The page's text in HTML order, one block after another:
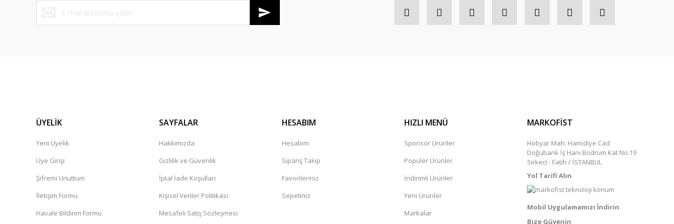
ÜYELİK
Yeni Üyelik
Üye Girişi
Şifremi Unuttum
İletişim Formu
Havale Bildirim Formu
SAYFALAR
Hakkımızda
Gizlilik ve Güvenlik
İptal İade Koşullari
Kişisel Veriler Politikası
Mesafeli Satış Sözleşmesi
HESABIM
Hesabım
Sipariş Takip
Favorileriniz
Sepetiniz
HIZLI MENÜ
Sponsor Ürünler
Popüler Ürünler
İndirimli Ürünler
Yeni Ürünler
Markalar
MARKOFİST
Hobyar Mah. Hamidiye Cad.
Doğubank İş Hanı Bodrum Kat No:19
Sirkeci - Fatih / İSTANBUL
Yol Tarifi Alın
Mobil Uygulamamızı İndirin
Bize Güvenin